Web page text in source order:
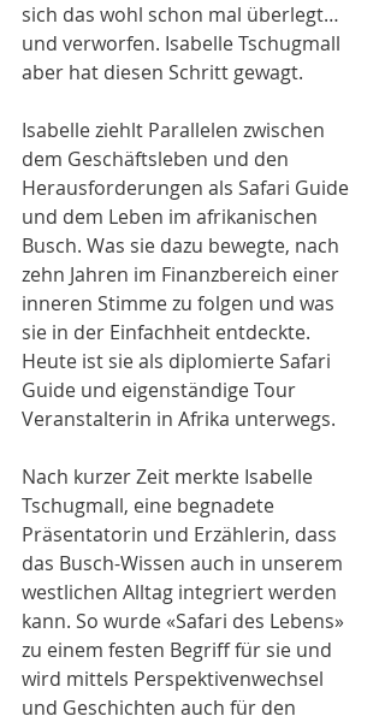
sich das wohl schon mal überlegt…
und verworfen. Isabelle Tschugmall
aber hat diesen Schritt gewagt.
Isabelle ziehlt Parallelen zwischen
dem Geschäftsleben und den
Herausforderungen als Safari Guide
und dem Leben im afrikanischen
Busch. Was sie dazu bewegte, nach
zehn Jahren im Finanzbereich einer
inneren Stimme zu folgen und was
sie in der Einfachheit entdeckte.
Heute ist sie als diplomierte Safari
Guide und eigenständige Tour
Veranstalterin in Afrika unterwegs.
Nach kurzer Zeit merkte Isabelle
Tschugmall, eine begnadete
Präsentatorin und Erzählerin, dass
das Busch-Wissen auch in unserem
westlichen Alltag integriert werden
kann. So wurde «Safari des Lebens»
zu einem festen Begriff für sie und
wird mittels Perspektivenwechsel
und Geschichten auch für den